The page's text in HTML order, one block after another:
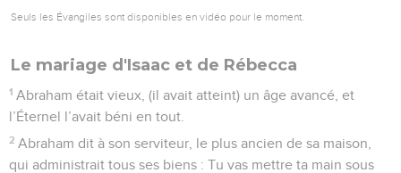
Seuls les Évangiles sont disponibles en vidéo pour le moment.
Le mariage d'Isaac et de Rébecca
1 Abraham était vieux, (il avait atteint) un âge avancé, et
l’Éternel l’avait béni en tout.
2 Abraham dit à son serviteur, le plus ancien de sa maison,
qui administrait tous ses biens : Tu vas mettre ta main sous